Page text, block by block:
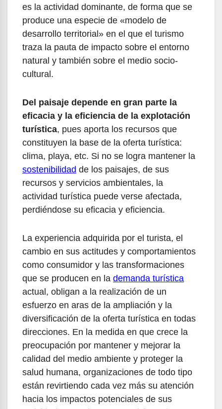
es la actividad dominante, de forma que se
produce una especie de «modelo de
desarrollo territorial» en el que el turismo
traza la pauta de impacto sobre el entorno
natural y también sobre el medio socio-
cultural.
Del paisaje depende en gran parte la
eficacia y la eficiencia de la explotación
turística, pues aporta los recursos que
constituyen la base de la oferta turística:
clima, playa, etc. Si no se logra mantener la
sostenibilidad de los paisajes, de sus
recursos y servicios ambientales, la
actividad turística puede verse afectada,
perdiéndose su eficacia y eficiencia.
La experiencia adquirida por el turista, el
cambio en sus actitudes y comportamientos
como consumidor y las transformaciones
que se producen en la demanda turística
actual, obligan a la realización de un
esfuerzo en aras de la ampliación y la
diversificación de la oferta turística en todas
direcciones. En la medida en que crece la
preocupación por mantener y mejorar la
calidad del medio ambiente y proteger la
salud humana, organizaciones de todo tipo
están revirtiendo cada vez más su atención
hacia los impactos potenciales de sus